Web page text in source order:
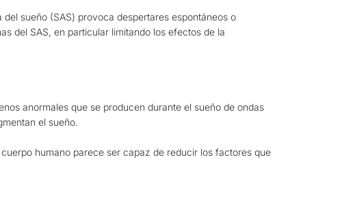
sueño (SAS) provoca despertares espontáneos o
del SAS, en particular limitando los efectos de la
anormales que se producen durante el sueño de ondas
el sueño.
humano parece ser capaz de reducir los factores que